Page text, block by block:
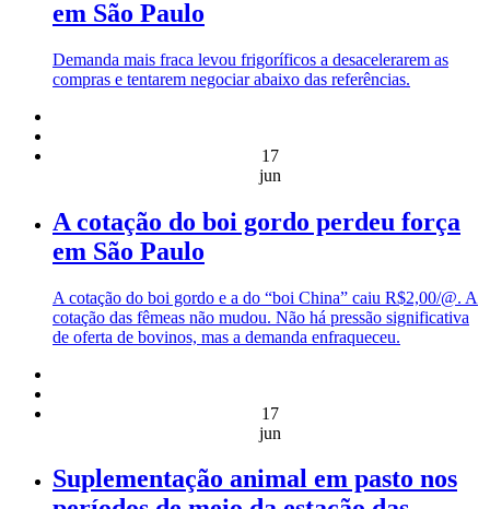
em São Paulo
Demanda mais fraca levou frigoríficos a desacelerarem as
compras e tentarem negociar abaixo das referências.
17
jun
A cotação do boi gordo perdeu força
em São Paulo
A cotação do boi gordo e a do “boi China” caiu R$2,00/@. A
cotação das fêmeas não mudou. Não há pressão significativa
de oferta de bovinos, mas a demanda enfraqueceu.
17
jun
Suplementação animal em pasto nos